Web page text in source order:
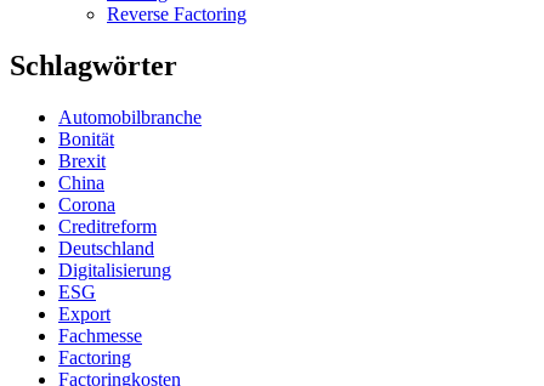
Reverse Factoring
Schlagwörter
Automobilbranche
Bonität
Brexit
China
Corona
Creditreform
Deutschland
Digitalisierung
ESG
Export
Fachmesse
Factoring
Factoringkosten